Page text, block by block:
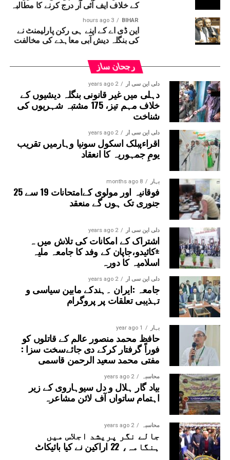
ایم آر سی کے عہدیداروں نے بتایا کہ دونوں راستوں پر کام
شروع کرنے کے لئے ایل این ٹی نامی ایجنسی کا انتخاب کیا گیا
ہے۔ یہ ایجنسی دونوں راستوں پر تعمیراتی کام کرے گی۔
دونوں راستوں پر سول کام کے لیے منتخب کردہ ایجنسی لارسن
ہے۔اس لائن پر آٹھ اسٹیشن بنائے جائیں گے۔ ان میں
سیکٹر-97، سیکٹر-105، سیکٹر-108، سیکٹر-93، اور پنچشیل
بوائز انٹر کالج شامل ہوں گے۔
کے خلاف ایف آئی آر درج کرنے کا مطالبہ
BIHAR
3 hours ago
این ڈی اے کے اپنے ہی رکن پارلیمنٹ نے
کی بنگلہ دیش آبی معاہدے کی مخالفت
رجحان ساز
دلی این سی آر 2 years ago
دہلی میں غیر قانونی بنگلہ دیشیوں کے
خلاف مہم تیز، 175 مشتبہ شہریوں کی
شناخت
دلی این سی آر 2 years ago
اقراءپبلک اسکول سونیا وہارمیں تقریب
یومِ جمہوریہ کا انعقاد
بہار 8 months ago
فوقانیہ اور مولوی کےامتحانات 19 سے 25
جنوری تک ہوں گے منعقد
دلی این سی آر 2 years ago
اشتراک کے امکانات کی تلاش میں ہ
±کائیدو،جاپان کے وفد کا جامعہ ملیہ
اسلامیہ کا دورہ
دلی این سی آر 2 years ago
جامعہ :ایران ۔ہندکے مابین سیاسی و
تہذیبی تعلقات پر پروگرام
بہار 1 year ago
حافظ محمد منصور عالم کے قاتلوں کو
فوراً گرفتار کرکے دی جائےسخت سزا :
مفتی محمد سعید الرحمن قاسمی
محاسبہ 2 years ago
بیاد گار ہلال و دل سیوہاروی کے زیر
اہتمام ساتواں آف لائن مشاعرہ
محاسبہ 2 years ago
جالے نگر پریشد اجلاس میں
ہنگامہ، 22 اراکین نے کیا بائیکاٹ